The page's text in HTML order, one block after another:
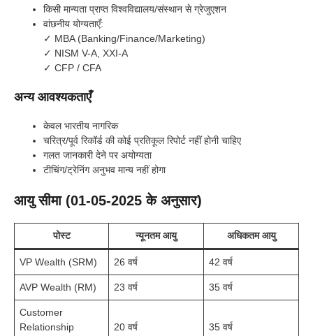
किसी मान्यता प्राप्त विश्वविद्यालय/संस्थान से ग्रेजुएशन
वांछनीय योग्यताएँ:
✓ MBA (Banking/Finance/Marketing)
✓ NISM V-A, XXI-A
✓ CFP / CFA
अन्य आवश्यकताएँ
केवल भारतीय नागरिक
चरित्र/पूर्व रिकॉर्ड की कोई प्रतिकूल रिपोर्ट नहीं होनी चाहिए
गलत जानकारी देने पर अयोग्यता
टीचिंग/ट्रेनिंग अनुभव मान्य नहीं होगा
आयु सीमा (01-05-2025 के अनुसार)
पोस्ट न्यूनतम आयु अधिकतम आयु
VP Wealth (SRM) 26 वर्ष 42 वर्ष
AVP Wealth (RM) 23 वर्ष 35 वर्ष
Customer
Relationship
20 वर्ष 35 वर्ष